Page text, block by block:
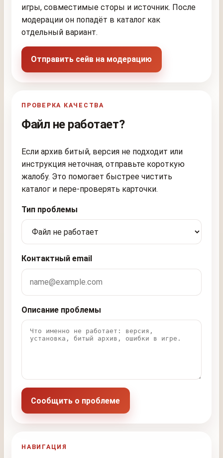
игры, совместимые сторы и источник. После
модерации он попадёт в каталог как
отдельный вариант.
Отправить сейв на модерацию
ПРОВЕРКА КАЧЕСТВА
Файл не работает?
Если архив битый, версия не подходит или
инструкция неточная, отправьте короткую
жалобу. Это помогает быстрее чистить
каталог и пере-проверять карточки.
Тип проблемы
Контактный email
Описание проблемы
Сообщить о проблеме
НАВИГАЦИЯ